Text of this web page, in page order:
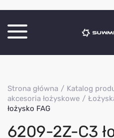
O Firmie
Aktualności
Kontakt
Strona główna Katalog
akcesoria łożyskowe
łożysko FAG
6209-2Z-C3